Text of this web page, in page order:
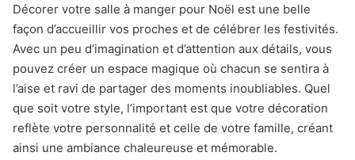
Décorer votre salle à manger pour Noël est une belle
façon d’accueillir vos proches et de célébrer les festivités.
Avec un peu d’imagination et d’attention aux détails, vous
pouvez créer un espace magique où chacun se sentira à
l’aise et ravi de partager des moments inoubliables. Quel
que soit votre style, l’important est que votre décoration
reflète votre personnalité et celle de votre famille, créant
ainsi une ambiance chaleureuse et mémorable.